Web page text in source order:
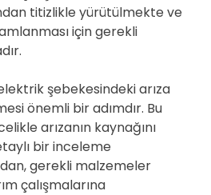
titizlikle yürütülmekte ve
için gerekli
şebekesindeki arıza
önemli bir adımdır. Bu
arızanın kaynağını
bir inceleme
gerekli malzemeler
çalışmalarına